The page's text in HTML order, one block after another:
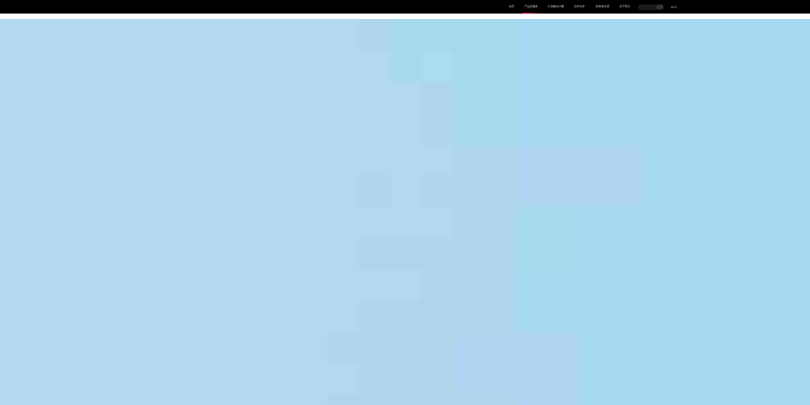
首页 产品及服务 行业解决方案 合作伙伴 投资者关系 关于我们 中EN